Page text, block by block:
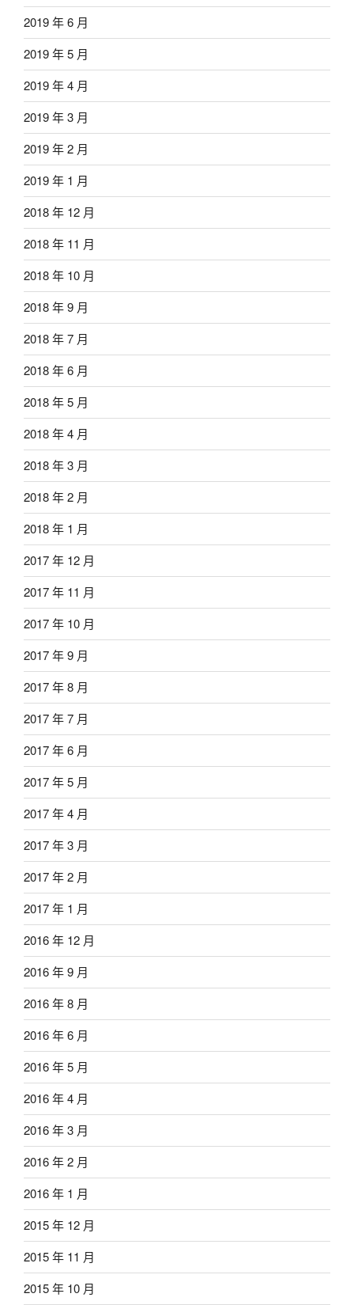
2019 年 6 月
2019 年 5 月
2019 年 4 月
2019 年 3 月
2019 年 2 月
2019 年 1 月
2018 年 12 月
2018 年 11 月
2018 年 10 月
2018 年 9 月
2018 年 7 月
2018 年 6 月
2018 年 5 月
2018 年 4 月
2018 年 3 月
2018 年 2 月
2018 年 1 月
2017 年 12 月
2017 年 11 月
2017 年 10 月
2017 年 9 月
2017 年 8 月
2017 年 7 月
2017 年 6 月
2017 年 5 月
2017 年 4 月
2017 年 3 月
2017 年 2 月
2017 年 1 月
2016 年 12 月
2016 年 9 月
2016 年 8 月
2016 年 6 月
2016 年 5 月
2016 年 4 月
2016 年 3 月
2016 年 2 月
2016 年 1 月
2015 年 12 月
2015 年 11 月
2015 年 10 月